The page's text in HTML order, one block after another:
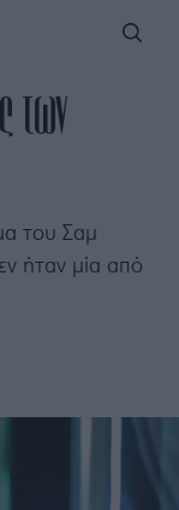
των
του Σαμ
ήταν μία από